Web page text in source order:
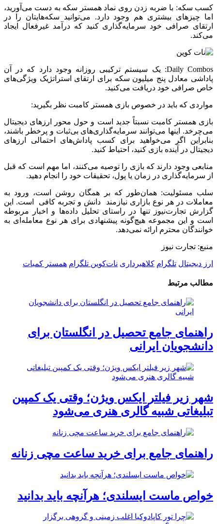
کسب سکه: با ضربه زدن روی نماد همستر سکه به دست می‌آورید،
اما چیزهای بیشتری هم وجود دارد. می‌توانید سکه‌هایتان را در
ارتقای صرافی خود سرمایه‌گذاری کنید که درآمد غیرفعال ایجاد
می‌کند.
Daily Combos: یک سیستم ترکیبی روزانه وجود دارد که در آن
پاداشی معادل پنج میلیون سکه برای ارتقای استراتژیک ویژگی‌های
خاص صرافی خود دریافت می‌کنید.
مواردی که باید در خصوص بازی همستر کامبت نظر بگیرید:
بازی همستر کامبت نسبتاً جدید است و حول محور ارزهای دیجیتال
می‌چرخد. اینها می‌توانند سرمایه‌گذاری‌های بی‌ثبات و پرخطر باشند،
بنابراین اگر می‌خواهید برای کسب پاداش‌های احتمالی ارزهای
دیجیتال در آینده بازی کنید، احتیاط کنید.
منابعی وجود دارند که بازی را توصیه می‌کنند، اما مهم است که قبل
از سرمایه‌گذاری در زمان یا پول، تحقیقات خود را انجام دهید.
سلب مسئولیت: همان‌طور که بر همگان روشن است، ورود به
معاملات در هر نوع بازاری نیازمند دانش و تجربه‌ کافی است. این
گزارش تجارت‌نیوز تنها در راستای تحلیل داده‌ها و اخبار مربوطه
است و این مجموعه هیچ‌گونه پیشنهادی برای هر نوع معامله‌ای به
خوانندگان محترم ارائه نمی‌دهد.
منبع: تجارت نیوز
ارز دیجیتال تلگرام کلاهبرداری نات‌کوین تلگرام همستر کمبات
مطالب مرتبط
راهنمای جامع تحصیل در انگلستان برای
دانشجویان ایرانی
شهر زیر فیلتر ایکس ویژن؛ وقتی یک کمپین
تبلیغاتی شبیه گالری هنری می‌شود
راهنمای جامع برای خرید ساعت مچی زنانه
خواص ماست ایسلندی؛ هرآنچه باید بدانید